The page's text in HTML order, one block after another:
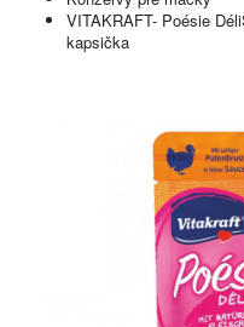
VITAKRAFT- Poésie
kapsička